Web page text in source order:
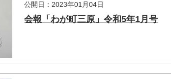
公開日：2023年01月04日
会報「わが町三原」令和5年1月号